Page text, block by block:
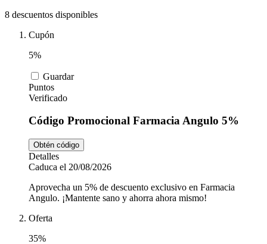
Vueling
El Corte
Coches y
Salud y
Animales
8 descuentos disponibles
Cupón
5%
Guardar
Puntos
Verificado
Código Promocional Farmacia Angulo 5%
Obtén código
Detalles
Caduca el 20/08/2026
Aprovecha un 5% de descuento exclusivo en Farmacia
Angulo. ¡Mantente sano y ahorra ahora mismo!
Oferta
35%